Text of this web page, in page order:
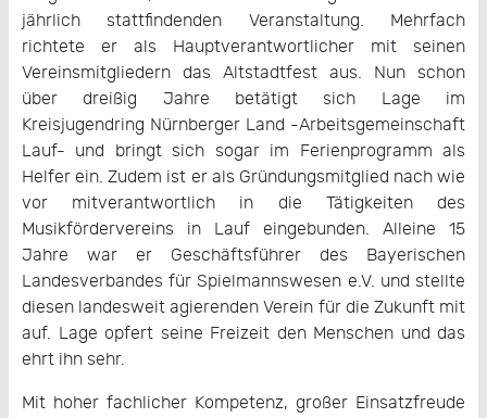
jährlich stattfindenden Veranstaltung. Mehrfach
richtete er als Hauptverantwortlicher mit seinen
Vereinsmitgliedern das Altstadtfest aus. Nun schon
über dreißig Jahre betätigt sich Lage im
Kreisjugendring Nürnberger Land -Arbeitsgemeinschaft
Lauf- und bringt sich sogar im Ferienprogramm als
Helfer ein. Zudem ist er als Gründungsmitglied nach wie
vor mitverantwortlich in die Tätigkeiten des
Musikfördervereins in Lauf eingebunden. Alleine 15
Jahre war er Geschäftsführer des Bayerischen
Landesverbandes für Spielmannswesen e.V. und stellte
diesen landesweit agierenden Verein für die Zukunft mit
auf. Lage opfert seine Freizeit den Menschen und das
ehrt ihn sehr.
Mit hoher fachlicher Kompetenz, großer Einsatzfreude